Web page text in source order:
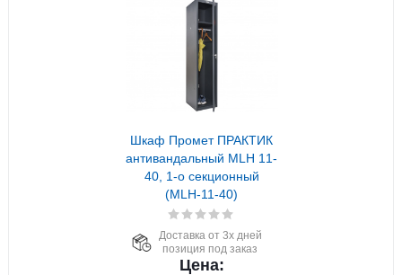
Шкаф Промет ПРАКТИК
антивандальный MLH 11-
40, 1-о секционный
(MLH-11-40)
Доставка от 3х дней
позиция под заказ
Цена: